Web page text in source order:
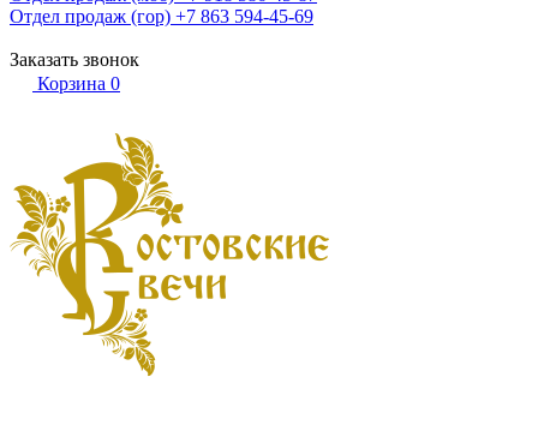
Отдел продаж (гор) +7 863 594-45-69
Заказать звонок
Корзина 0